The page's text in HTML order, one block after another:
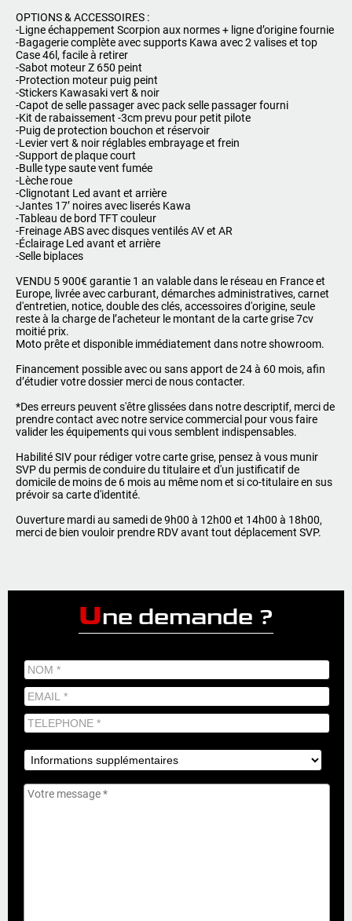
OPTIONS & ACCESSOIRES :
-Ligne échappement Scorpion aux normes + ligne d’origine fournie
-Bagagerie complète avec supports Kawa avec 2 valises et top
Case 46l, facile à retirer
-Sabot moteur Z 650 peint
-Protection moteur puig peint
-Stickers Kawasaki vert & noir
-Capot de selle passager avec pack selle passager fourni
-Kit de rabaissement -3cm prevu pour petit pilote
-Puig de protection bouchon et réservoir
-Levier vert & noir réglables embrayage et frein
-Support de plaque court
-Bulle type saute vent fumée
-Lèche roue
-Clignotant Led avant et arrière
-Jantes 17’ noires avec liserés Kawa
-Tableau de bord TFT couleur
-Freinage ABS avec disques ventilés AV et AR
-Éclairage Led avant et arrière
-Selle biplaces
VENDU 5 900€ garantie 1 an valable dans le réseau en France et
Europe, livrée avec carburant, démarches administratives, carnet
d'entretien, notice, double des clés, accessoires d'origine, seule
reste à la charge de l’acheteur le montant de la carte grise 7cv
moitié prix.
Moto prête et disponible immédiatement dans notre showroom.
Financement possible avec ou sans apport de 24 à 60 mois, afin
d’étudier votre dossier merci de nous contacter.
*Des erreurs peuvent s'être glissées dans notre descriptif, merci de
prendre contact avec notre service commercial pour vous faire
valider les équipements qui vous semblent indispensables.
Habilité SIV pour rédiger votre carte grise, pensez à vous munir
SVP du permis de conduire du titulaire et d'un justificatif de
domicile de moins de 6 mois au même nom et si co-titulaire en sus
prévoir sa carte d'identité.
Ouverture mardi au samedi de 9h00 à 12h00 et 14h00 à 18h00,
merci de bien vouloir prendre RDV avant tout déplacement SVP.
Une demande ?